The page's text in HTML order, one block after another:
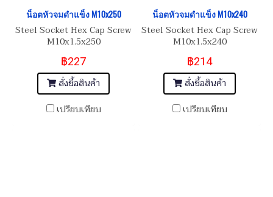
น็อตหัวจมดำแข็ง M10x250
Steel Socket Hex Cap Screw
M10x1.5x250
฿227
สั่งซื้อสินค้า
เปรียบเทียบ
น็อตหัวจมดำแข็ง M10x240
Steel Socket Hex Cap Screw
M10x1.5x240
฿214
สั่งซื้อสินค้า
เปรียบเทียบ